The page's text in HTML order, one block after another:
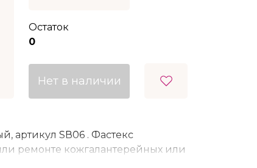
Остаток
0
Нет в наличии
артикул SВ06 . Фастекс
ремонте кожгалантерейных или